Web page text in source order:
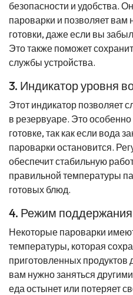
безопасности и удобства.
пароварки и позволяет вам
готовки, даже если вы
Это также поможет
службы устройства.
3. Индикатор уровня
Этот индикатор позволяет
в резервуаре. Это
готовке, так как если вода
пароварки остановится.
обеспечит стабильную
правильной температуры
готовых блюд.
4. Режим
Некоторые пароварки
температуры, которая
приготовленных продуктов
вам нужно заняться
еда остынет или потеряет